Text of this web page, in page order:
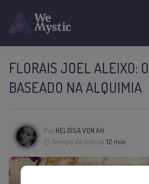
FLORAIS JOEL ALEIXO:
BASEADO NA ALQUIMIA
Por HELOÍSA VON AH
Tempo de leitura:12 min